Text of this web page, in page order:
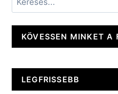
KÖVESSEN MINKET A
LEGFRISSEBB